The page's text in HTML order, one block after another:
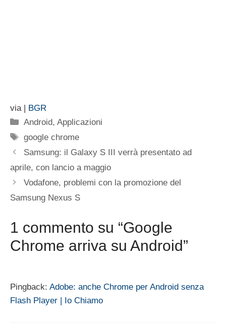
via | BGR
Categorie
Android,Applicazioni
Tag
google chrome
Samsung: il Galaxy S III verrà presentato ad
aprile, con lancio a maggio
Vodafone, problemi con la promozione del
Samsung Nexus S
1 commento su “Google
Chrome arriva su Android”
Pingback: Adobe: anche Chrome per Android senza
Flash Player | Io Chiamo